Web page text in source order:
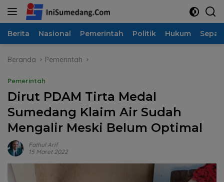
Langsung
Berita Nasional Pemerintah Politik Hukum
Beranda Pemerintah
Pemerintah
Dirut PDAM Tirta Medal
Sumedang Klaim Air Sudah
Mengalir Meski Belum Optimal
Fathul Arif
15 Maret 2022